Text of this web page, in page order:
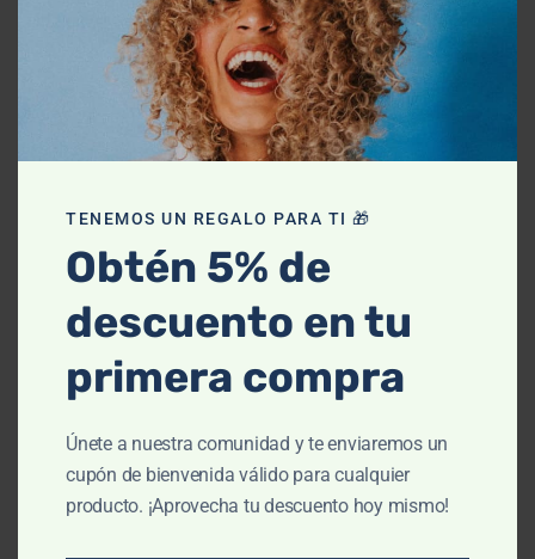
Como vasodilatador estimula la circulación
sanguínea en la base del folículo piloso. Esta
suplementado con Melatonina y Vitamina D3.
nutrientes y vitaminas que necesitan para que el
pelo pueda crecer sano y fuerte.
1 cápsula de
Minoxidil suplementado
vía oral, preferiblemente a la misma hora cada
TENEMOS UN REGALO PARA TI 🎁
Obtén 5% de
descuento en tu
primera compra
Únete a nuestra comunidad y te enviaremos un
cupón de bienvenida válido para cualquier
producto. ¡Aprovecha tu descuento hoy mismo!